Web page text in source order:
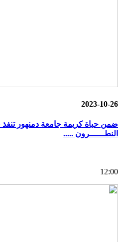
2023-10-26
ضمن حياة كريمة جامعة دمنهور تنفذ
النطــــــرون .....
12:00